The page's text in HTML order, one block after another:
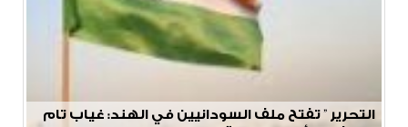
التحرير ” تفتح ملف السودانيين في الهند: غياب تام